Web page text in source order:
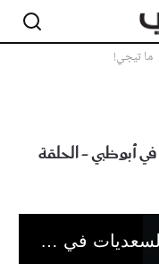
ما تيجي!
أبوظبي- الحلقة
ماتيجي | ليالي رمضان في السعديات في أبوظبي